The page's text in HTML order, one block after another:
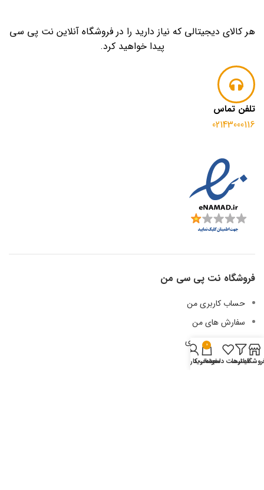
هر کالای دیجیتالی که نیاز دارید را در فروشگاه آنلاین نت پی سی
پیدا خواهید کرد.
تلفن تماس
02143000116
فروشگاه نت پی سی من
حساب کاربری من
سفارش های من
لیست علاقه مندی
آدرس من
فیلترهالیست دلخواه
0
سبد خرید
حساب کاربری من